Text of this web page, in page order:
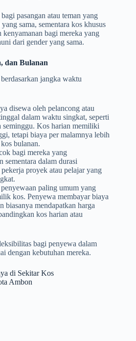
pasangan atau teman yang
sama, sementara kos khusus
kenyamanan bagi mereka yang
dari gender yang sama.
dan Bulanan
jangka waktu
disewa oleh pelancong atau
dalam waktu singkat, seperti
seminggu. Kos harian memiliki
tetapi biaya per malamnya lebih
bulanan.
bagi mereka yang
sementara dalam durasi
proyek atau pelajar yang
penyewaan paling umum yang
kos. Penyewa membayar biaya
biasanya mendapatkan harga
kos harian atau
bagi penyewa dalam
dengan kebutuhan mereka.
di Sekitar Kos
Ambon